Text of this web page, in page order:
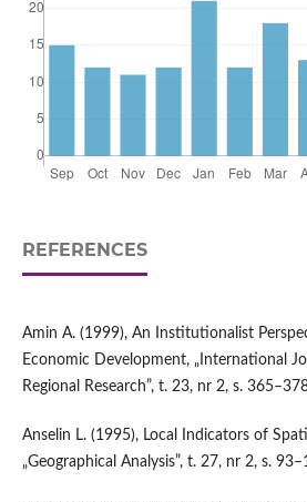
REFERENCES
Amin A. (1999), An Institutionalist
Economic Development, „International
Regional Research”, t. 23, nr 2, s.
Anselin L. (1995), Local Indicators of
„Geographical Analysis”, t. 27, nr 2, s.